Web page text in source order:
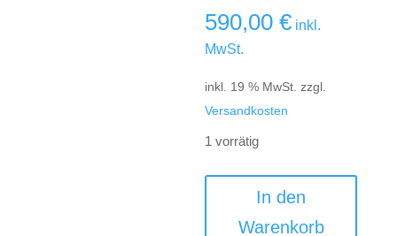
590,00€ inkl.
MwSt.
inkl. 19 % MwSt. zzgl.
Versandkosten
1 vorrätig
In den
Warenkorb